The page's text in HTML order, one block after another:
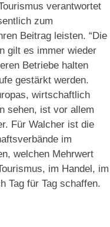
verantwortet
zum
Beitrag leisten. “Die
gilt es immer wieder
Betriebe halten
gestärkt werden.
wirtschaftlich
sehen, ist vor allem
Für Walcher ist die
im
welchen Mehrwert
im Handel, im
Tag für Tag schaffen.